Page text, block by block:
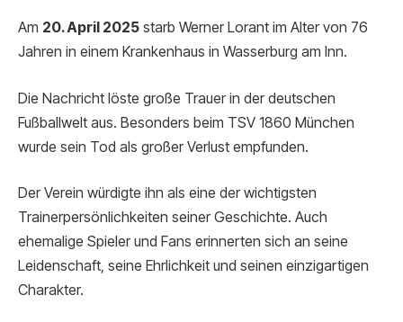
Am 20. April 2025 starb Werner Lorant im Alter von 76
Jahren in einem Krankenhaus in Wasserburg am Inn.
Die Nachricht löste große Trauer in der deutschen
Fußballwelt aus. Besonders beim TSV 1860 München
wurde sein Tod als großer Verlust empfunden.
Der Verein würdigte ihn als eine der wichtigsten
Trainerpersönlichkeiten seiner Geschichte. Auch
ehemalige Spieler und Fans erinnerten sich an seine
Leidenschaft, seine Ehrlichkeit und seinen einzigartigen
Charakter.